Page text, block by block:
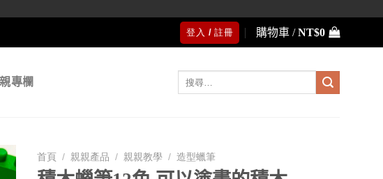
登入 / 註冊 購物車 /NT$0
專欄
首頁 / 親親產品 / 親親教學 / 造型蠟筆